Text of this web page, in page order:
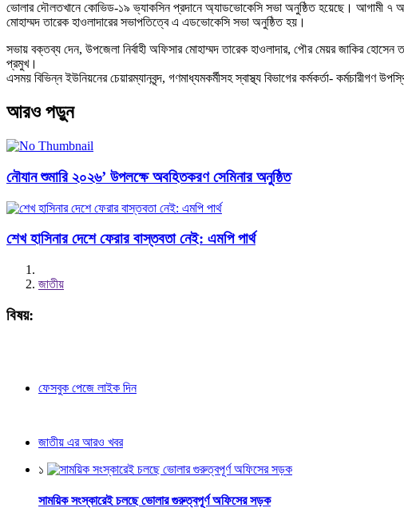
ভোলার দৌলতখানে কোভিড-১৯ ভ্যাকসিন প্রদানে অ্যাডভোকেসি সভা অনুষ্ঠিত হয়েছে। আগামী ৭
মোহাম্মদ তারেক হাওলাদারের সভাপতিত্বে এ এডভোকেসি সভা অনুষ্ঠিত হয়।
সভায় বক্তব্য দেন, উপজেলা নির্বাহী অফিসার মোহাম্মদ তারেক হাওলাদার, পৌর মেয়র জাকির হোসেন
প্রমুখ।
এসময় বিভিন্ন ইউনিয়নের চেয়ারম্যানবৃন্দ, গণমাধ্যমকর্মীসহ স্বাস্থ্য বিভাগের কর্মকর্তা-
আরও পড়ুন
নৌযান শুমারি ২০২৬’ উপলক্ষে অবহিতকরণ সেমিনার অনুষ্ঠিত
শেখ হাসিনার দেশে ফেরার বাস্তবতা নেই: এমপি পার্থ
জাতীয়
বিষয়:
ফেসবুক পেজে লাইক দিন
জাতীয় এর আরও খবর
১
সাময়িক সংস্কারেই চলছে ভোলার গুরুত্বপূর্ণ অফিসের সড়ক